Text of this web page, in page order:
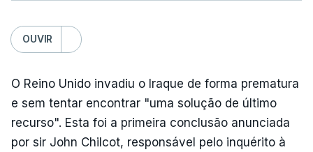
OUVIR
O Reino Unido invadiu o Iraque de forma prematura
e sem tentar encontrar "uma solução de último
recurso". Esta foi a primeira conclusão anunciada
por sir John Chilcot, responsável pelo inquérito à